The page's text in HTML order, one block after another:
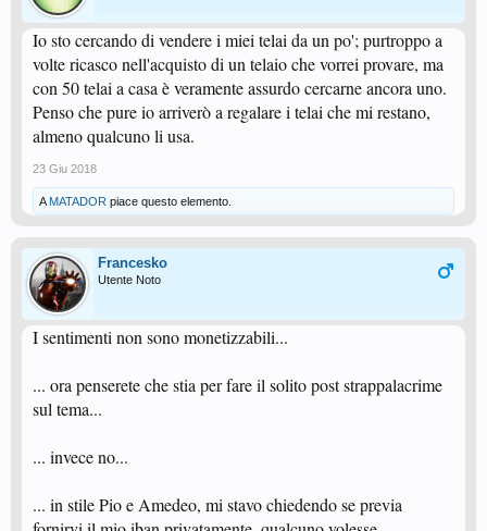
Io sto cercando di vendere i miei telai da un po'; purtroppo a
volte ricasco nell'acquisto di un telaio che vorrei provare, ma
con 50 telai a casa è veramente assurdo cercarne ancora uno.
Penso che pure io arriverò a regalare i telai che mi restano,
almeno qualcuno li usa.
23 Giu 2018
A MATADOR piace questo elemento.
Francesko
Utente Noto
I sentimenti non sono monetizzabili...
... ora penserete che stia per fare il solito post strappalacrime
sul tema...
... invece no...
... in stile Pio e Amedeo, mi stavo chiedendo se previa